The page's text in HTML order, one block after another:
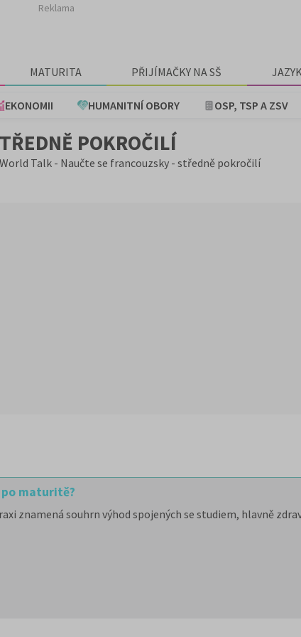
Reklama
MATURITA PŘIJÍMAČKY NA SŠ
EKONOMII HUMANITNÍ OBORY OSP, TSP A ZSV
POKROČILÍ
Talk - Naučte se francouzsky - středně pokročilí
maturitě?
znamená souhrn výhod spojených se studiem, hlavně